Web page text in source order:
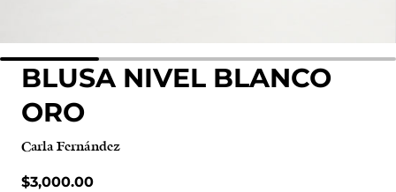
BLUSA NIVEL BLANCO
ORO
Carla Fernández
Precio normal
$3,000.00